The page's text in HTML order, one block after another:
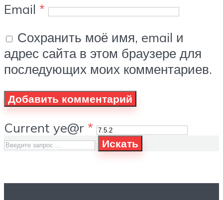
Email *
Сохранить моё имя, email и
адрес сайта в этом браузере для
последующих моих комментариев.
Current ye@r *
Искать